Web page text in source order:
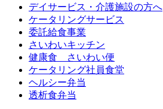
デイサービス・介護施設の方へ
ケータリングサービス
委託給食事業
さいわいキッチン
健康食 さいわい便
ケータリング社員食堂
ヘルシー弁当
透析食弁当